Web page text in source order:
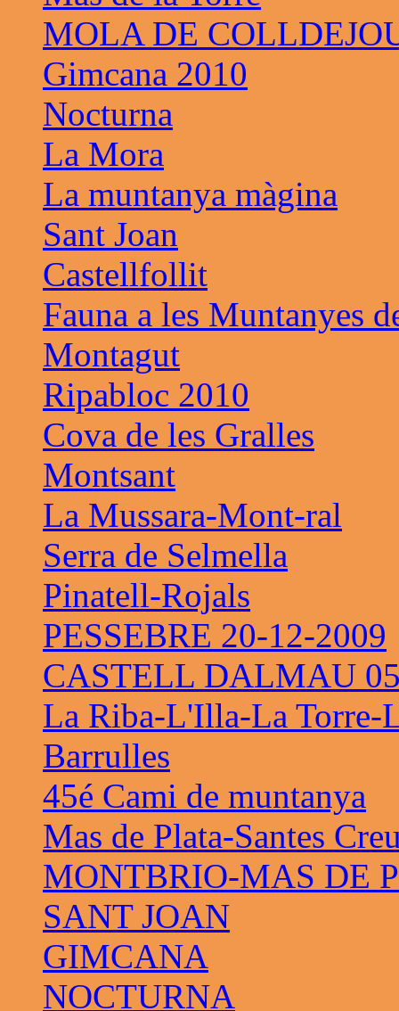
MOLA DE
Gimcana 2010
Nocturna
La Mora
La muntanya màgina
Sant Joan
Castellfollit
Fauna a les Muntanyes
Montagut
Ripabloc 2010
Cova de les Gralles
Montsant
La Mussara-Mont-ral
Serra de Selmella
Pinatell-Rojals
PESSEBRE 20-12-2009
CASTELL DALMAU
La Riba-L'Illa-La Torre-
Barrulles
45é Cami de muntanya
Mas de Plata-Santes
MONTBRIO-MAS DE
SANT JOAN
GIMCANA
NOCTURNA